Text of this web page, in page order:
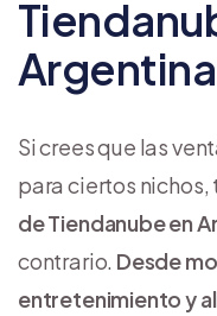
Argentina
Si crees que las
para ciertos
de Tiendanube en
contrario. Desde
entretenimiento y